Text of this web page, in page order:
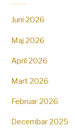
Juni 2026
Maj 2026
April 2026
Mart 2026
Februar 2026
Decembar 2025